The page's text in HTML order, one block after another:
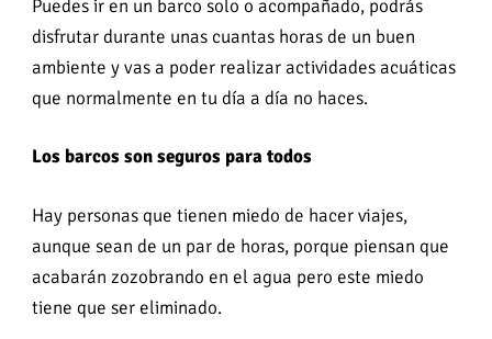
Puedes ir en un barco solo o acompañado, podrás
disfrutar durante unas cuantas horas de un buen
ambiente y vas a poder realizar actividades acuáticas
que normalmente en tu día a día no haces.
Los barcos son seguros para todos
Hay personas que tienen miedo de hacer viajes,
aunque sean de un par de horas, porque piensan que
acabarán zozobrando en el agua pero este miedo
tiene que ser eliminado.